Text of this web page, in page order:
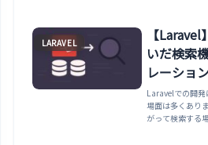
LARAVEL
【
いだ検索
レーショ
Laravelでの開発
場面は多くあり
がって検索する